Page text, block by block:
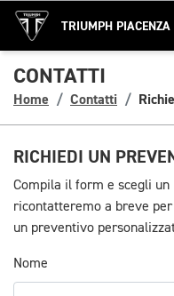
TRIUMPH PIACENZA
CONTATTI
Home Contatti
RICHIEDI UN
Compila il form e scegli
ricontatteremo a breve
un preventivo
Nome